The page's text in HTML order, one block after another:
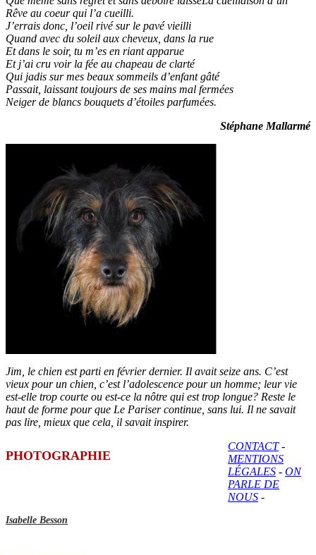
Rêve au coeur qui l’a cueilli.
J’errais donc, l’oeil rivé sur le pavé vieilli
Quand avec du soleil aux cheveux, dans la rue
Et dans le soir, tu m’es en riant apparue
Et j’ai cru voir la fée au chapeau de clarté
Qui jadis sur mes beaux sommeils d’enfant gâté
Passait, laissant toujours de ses mains mal fermées
Neiger de blancs bouquets d’étoiles parfumées.
Stéphane Mallarmé
Jim, le chien est parti en février dernier. Il avait seize ans. C’est
vieux pour un chien, c’est l’adolescence pour un homme; leur vie
est-elle trop courte ou est-ce la nôtre qui est trop longue? Reste le
haut de forme pour que Le Pariser continue, sans lui. Il ne savait
pas lire, mieux que cela, il savait inspirer.
PHOTOGRAPHIE
Isabelle Besson
CONTACT-
MENTIONS
LÉGALES - ON
PARLE DE
NOUS -